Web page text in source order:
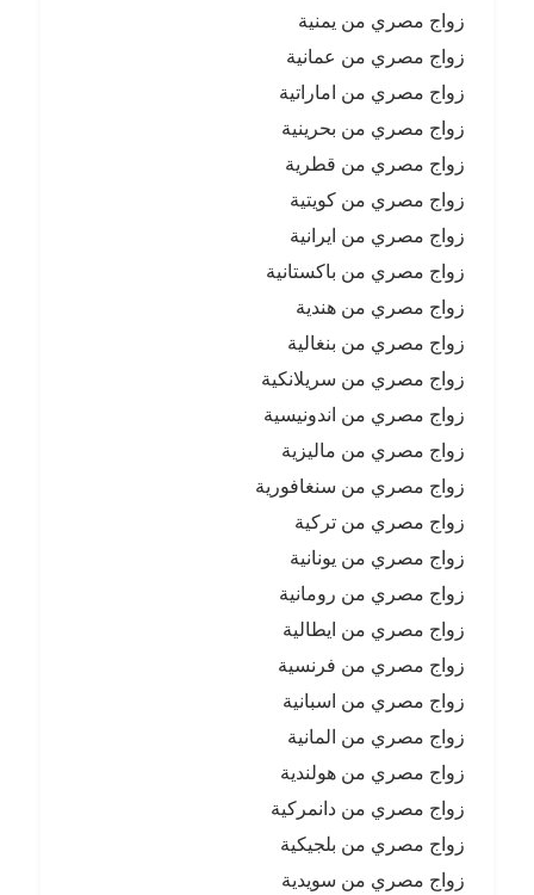
زواج مصري من يمنية
زواج مصري من عمانية
زواج مصري من اماراتية
زواج مصري من بحرينية
زواج مصري من قطرية
زواج مصري من كويتية
زواج مصري من ايرانية
زواج مصري من باكستانية
زواج مصري من هندية
زواج مصري من بنغالية
زواج مصري من سريلانكية
زواج مصري من اندونيسية
زواج مصري من ماليزية
زواج مصري من سنغافورية
زواج مصري من تركية
زواج مصري من يونانية
زواج مصري من رومانية
زواج مصري من ايطالية
زواج مصري من فرنسية
زواج مصري من اسبانية
زواج مصري من المانية
زواج مصري من هولندية
زواج مصري من دانمركية
زواج مصري من بلجيكية
زواج مصري من سويدية